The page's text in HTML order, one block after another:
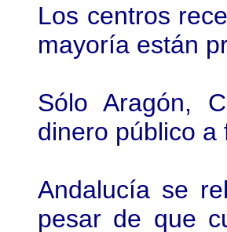
Los centros
mayoría están
Sólo Aragón,
dinero público a
Andalucía se
pesar de que